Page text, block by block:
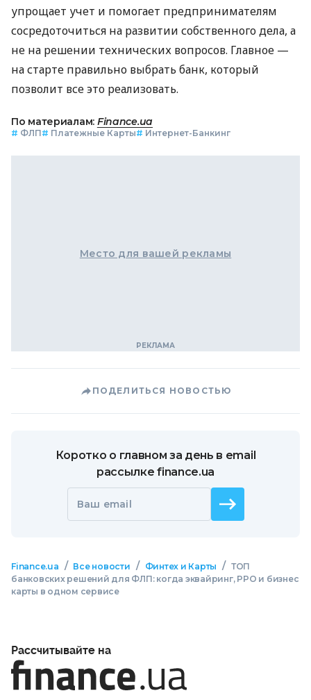
упрощает учет и помогает предпринимателям
сосредоточиться на развитии собственного дела, а
не на решении технических вопросов. Главное —
на старте правильно выбрать банк, который
позволит все это реализовать.
По материалам: Finance.ua
# ФЛП# Платежные Карты# Интернет-Банкинг
Место для вашей рекламы
ПОДЕЛИТЬСЯ НОВОСТЬЮ
Коротко о главном за день в email
рассылке finance.ua
Ваш email
Finance.ua / Все новости / Финтех и Карты / ТОП
банковских решений для ФЛП: когда эквайринг, РРО и бизнес
карты в одном сервисе
Рассчитывайте на